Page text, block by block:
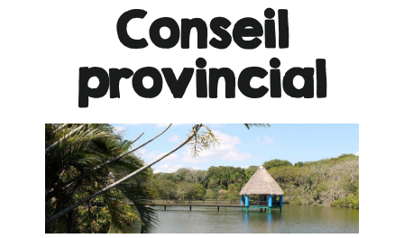
Conseil
provincial